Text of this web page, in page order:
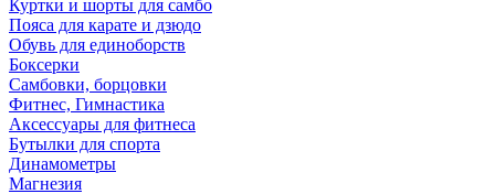
Куртки и шорты для самбо
Пояса для карате и дзюдо
Обувь для единоборств
Боксерки
Самбовки, борцовки
Фитнес, Гимнастика
Аксессуары для фитнеса
Бутылки для спорта
Динамометры
Магнезия